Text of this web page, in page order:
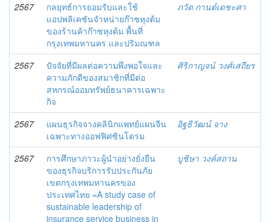
2567
กลยุทธ์การยอมรับและใช้
แอปพลิเคชันจำหน่ายก๊าซหุงต้ม
ของร้านค้าก๊าซหุงต้ม พื้นที่
กรุงเทพมหานคร และปริมณฑล
ภวัต กานต์เดชะศา
2567
ปัจจัยที่มีผลต่อความพึงพอใจและ
ความภักดีของสมาชิกที่มีต่อ
สหกรณ์ออมทรัพย์ธนาคารเฉพาะ
กิจ
ศิริกาญจน์ วงศ์เสถียร
2567
แผนธุรกิจจางคลินิกแพทย์แผนจีน
เฉพาะทางออฟฟิศซินโดรม
อิฐธิวัฒน์ จาง
2567
การศึกษาภาวะผู้นำอย่างยั่งยืน
ของธุรกิจบริการรับประกันภัย
เขตกรุงเทพมหานครของ
ประเทศไทย =A study case of
sustainable leadership of
insurance service business in
บูชิษา วงค์สถาน